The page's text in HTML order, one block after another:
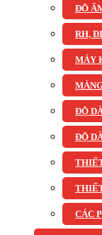
ĐỘ
RH,
MÁY
ĐỘ
ĐỘ
CÁC